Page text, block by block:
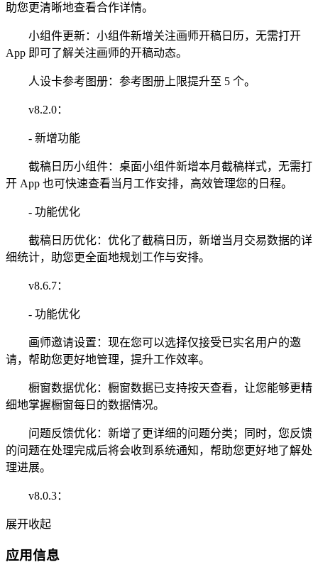
助您更清晰地查看合作详情。
小组件更新：小组件新增关注画师开稿日历，无需打开
App 即可了解关注画师的开稿动态。
人设卡参考图册：参考图册上限提升至 5 个。
v8.2.0：
- 新增功能
截稿日历小组件：桌面小组件新增本月截稿样式，无需打
开 App 也可快速查看当月工作安排，高效管理您的日程。
- 功能优化
截稿日历优化：优化了截稿日历，新增当月交易数据的详
细统计，助您更全面地规划工作与安排。
v8.6.7：
- 功能优化
画师邀请设置：现在您可以选择仅接受已实名用户的邀
请，帮助您更好地管理，提升工作效率。
橱窗数据优化：橱窗数据已支持按天查看，让您能够更精
细地掌握橱窗每日的数据情况。
问题反馈优化：新增了更详细的问题分类；同时，您反馈
的问题在处理完成后将会收到系统通知，帮助您更好地了解处
理进展。
v8.0.3：
展开收起
应用信息